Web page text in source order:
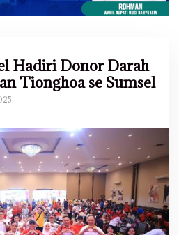
Hadiri Donor Darah
Tionghoa se Sumsel